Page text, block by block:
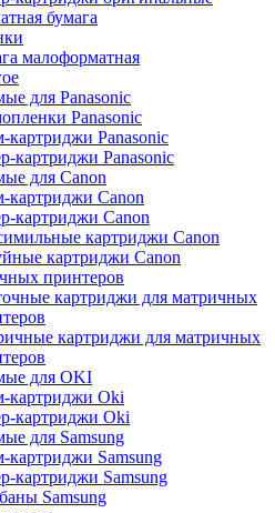
бумага
малоформатная
для Panasonic
Panasonic
картриджи Panasonic
картриджи Panasonic
для Canon
картриджи Canon
картриджи Canon
картриджи Canon
картриджи Canon
принтеров
картриджи для матричных
картриджи для матричных
для OKI
картриджи Oki
картриджи Oki
для Samsung
картриджи Samsung
картриджи Samsung
Samsung